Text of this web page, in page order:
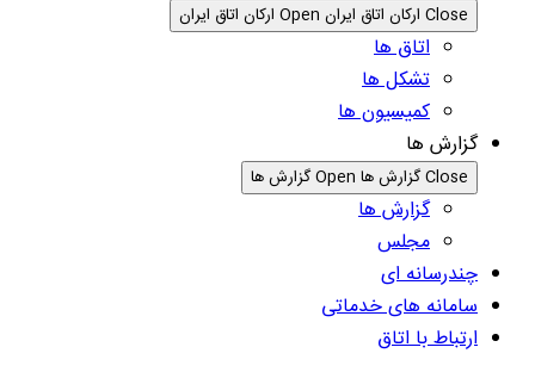
Close ارکان اتاق ایران Open ارکان اتاق ایران
اتاق ها
تشکل ها
کمیسیون ها
گزارش ها
Close گزارش ها Open گزارش ها
گزارش ها
مجلس
چندرسانه ای
سامانه های خدماتی
ارتباط با اتاق